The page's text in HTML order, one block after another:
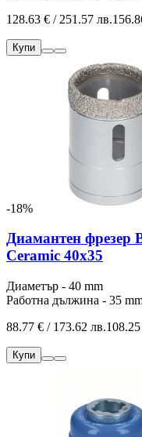
128.63 € / 251.57 лв.
Купи
-18%
Диамантен фрезер
Ceramic 40x35
Диаметър - 40 mm
Работна дължина - 35
88.77 € / 173.62 лв.
Купи